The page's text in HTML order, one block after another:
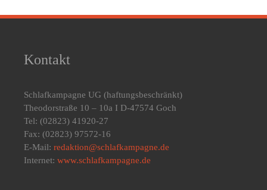
Kontakt
Schlafkampagne UG (haftungsbeschränkt)
Theodorstraße 10 – 10a I D-47574 Goch
Tel: (02823) 41920-27
Fax: (02823) 97572-16
E-Mail: redaktion@schlafkampagne.de
Internet: www.schlafkampagne.de